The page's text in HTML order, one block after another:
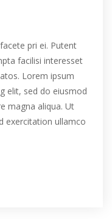
pri ei. Putent
facilisi interesset
Lorem ipsum
elit, sed do eiusmod
magna aliqua. Ut
exercitation ullamco